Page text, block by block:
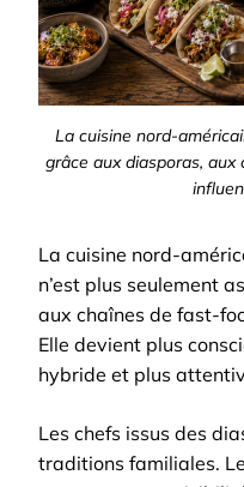
La cuisine nord-
grâce aux diasporas,
La cuisine nord-
n’est plus seulement
aux chaînes de fast-
Elle devient plus
hybride et plus
Les chefs issus des
traditions familiales.